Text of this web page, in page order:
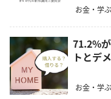
お金・学ぶ
71.2%
トとデ
お金・学ぶ